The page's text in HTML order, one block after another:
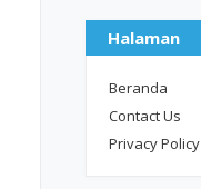
Halaman
Beranda
Contact Us
Privacy Policy